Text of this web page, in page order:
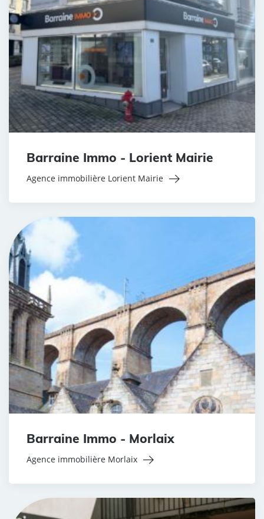
Barraine Immo - Lorient Mairie
Agence immobilière Lorient Mairie
Barraine Immo - Morlaix
Agence immobilière Morlaix